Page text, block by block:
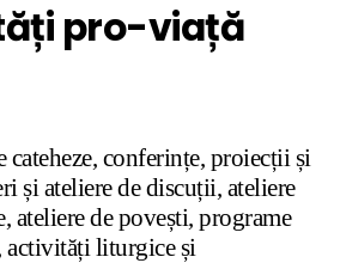
pro-viață
conferințe, proiecții și
și ateliere de discuții, ateliere
ateliere de povești, programe
activități liturgice și